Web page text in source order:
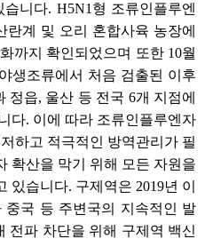
니다. H5N1형 조류인플루엔
란계 및 오리 혼합사육 농장에
까지 확인되었으며 또한 10월
생조류에서 처음 검출된 이후
정읍, 울산 등 전국 6개 지점에
다. 이에 따라 조류인플루엔자
하고 적극적인 방역관리가 필
확산을 막기 위해 모든 자원을
있습니다. 구제역은 2019년 이
국 등 주변국의 지속적인 발
전파 차단을 위해 구제역 백신